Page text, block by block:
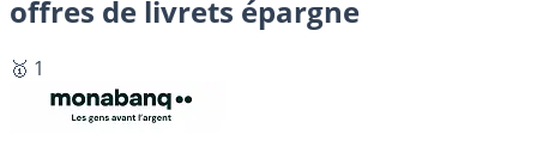
offres de livrets épargne
🥇 1